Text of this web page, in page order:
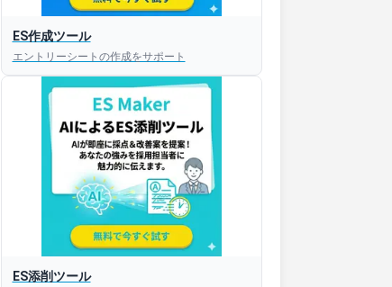
ES作成ツール
エントリーシートの作成をサポート
ES添削ツール